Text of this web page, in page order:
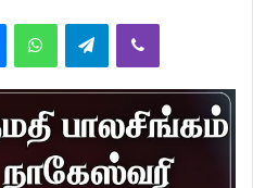
MessengerWhatsAppTelegramViber